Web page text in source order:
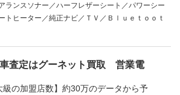
ランスソナー／ハーフレザーシート／パワーシー
トヒーター／純正ナビ／ＴＶ／Ｂｌｕｅｔｏｏｔ
査定はグーネット買取 営業電
級の加盟店数】約30万のデータから予